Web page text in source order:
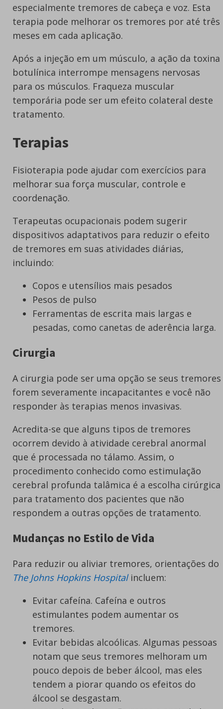
especialmente tremores de cabeça e voz. Esta
terapia pode melhorar os tremores por até três
meses em cada aplicação.
Após a injeção em um músculo, a ação da toxina
botulínica interrompe mensagens nervosas
para os músculos. Fraqueza muscular
temporária pode ser um efeito colateral deste
tratamento.
Terapias
Fisioterapia pode ajudar com exercícios para
melhorar sua força muscular, controle e
coordenação.
Terapeutas ocupacionais podem sugerir
dispositivos adaptativos para reduzir o efeito
de tremores em suas atividades diárias,
incluindo:
Copos e utensílios mais pesados
Pesos de pulso
Ferramentas de escrita mais largas e
pesadas, como canetas de aderência larga.
Cirurgia
A cirurgia pode ser uma opção se seus tremores
forem severamente incapacitantes e você não
responder às terapias menos invasivas.
Acredita-se que alguns tipos de tremores
ocorrem devido à atividade cerebral anormal
que é processada no tálamo. Assim, o
procedimento conhecido como estimulação
cerebral profunda talâmica é a escolha cirúrgica
para tratamento dos pacientes que não
respondem a outras opções de tratamento.
Mudanças no Estilo de Vida
Para reduzir ou aliviar tremores, orientações do
The Johns Hopkins Hospitalincluem:
Evitar cafeína. Cafeína e outros
estimulantes podem aumentar os
tremores.
Evitar bebidas alcoólicas. Algumas pessoas
notam que seus tremores melhoram um
pouco depois de beber álcool, mas eles
tendem a piorar quando os efeitos do
álcool se desgastam.